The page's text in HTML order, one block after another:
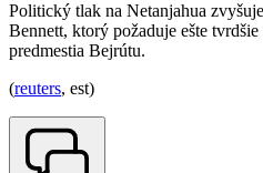
Politický tlak na Netanjahua
Bennett, ktorý požaduje ešte
predmestia Bejrútu.
(reuters, est)